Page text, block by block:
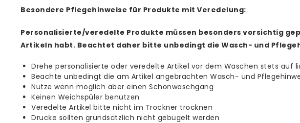
Besondere Pflegehinweise für Produkte mit Veredelung:
Personalisierte/veredelte Produkte müssen besonders vorsichtig
Artikeln habt. Beachtet daher bitte unbedingt die Wasch- und
Drehe personalisierte oder veredelte Artikel vor dem Waschen stets auf
Beachte unbedingt die am Artikel angebrachten Wasch- und
Nutze wenn möglich aber einen Schonwaschgang
Keinen Weichspüler benutzen
Veredelte Artikel bitte nicht im Trockner trocknen
Drucke sollten grundsätzlich nicht gebügelt werden